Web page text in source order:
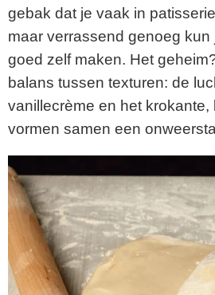
gebak dat je vaak in
maar verrassend genoeg kun
goed zelf maken. Het
balans tussen texturen: de
vanillecrème en het krokante,
vormen samen een